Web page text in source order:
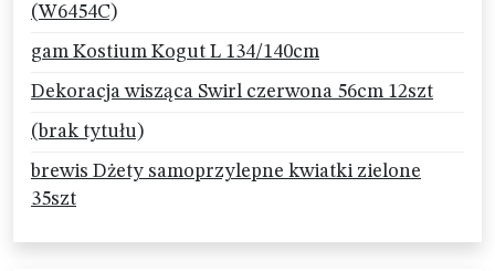
(W6454C)
gam Kostium Kogut L 134/140cm
Dekoracja wisząca Swirl czerwona 56cm 12szt
(brak tytułu)
brewis Dżety samoprzylepne kwiatki zielone
35szt